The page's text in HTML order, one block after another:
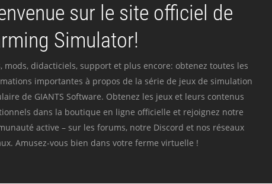
sur le site officiel de
Simulator!
mods, didacticiels, support et plus encore: obtenez toutes les
importantes à propos de la série de jeux de simulation
de GIANTS Software. Obtenez les jeux et leurs contenus
dans la boutique en ligne officielle et rejoignez notre
active – sur les forums, notre Discord et nos réseaux
Amusez-vous bien dans votre ferme virtuelle !